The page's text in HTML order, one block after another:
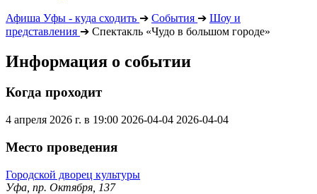
Афиша Уфы - куда сходить ➔ События ➔ Шоу и
представления ➔ Спектакль «Чудо в большом городе»
Информация о событии
Когда проходит
4 апреля 2026 г. в 19:00 2026-04-04 2026-04-04
Место проведения
Городской дворец культуры
Уфа, пр. Октября, 137